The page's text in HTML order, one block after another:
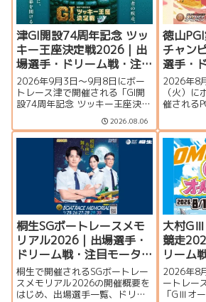
津GI開設74周年記念 ツッ
キー王座決定戦2026｜出
場選手・ドリーム戦・注
目モーター・イベント情
報まとめ
2026年9月3日〜9月8日にボー
トレース津で開催される「GI開
設74周年記念 ツッキー王座決定
戦」の特集ページです。出場選
手一覧、シリーズ展望、ドリー
ム戦、注目モーター、水面特
徴、イベント情報まで詳しく紹
2026.08.06
徳山
チャン
選手・
モータ
まとめ
2026年8
（火）
催される
ャンピオ
の特集ペ
覧、シリ
戦、注
イベント
ます。
桐生SGボートレースメモ
リアル2026｜出場選手・
ドリーム戦・注目モータ
ー・イベント情報まとめ
桐生で開催されるSGボートレー
スメモリアル2026の開催概要を
はじめ、出場選手一覧、ドリー
大村GⅢ
競走
リーム
ー・イ
2026年8
ートレー
「GⅢオ